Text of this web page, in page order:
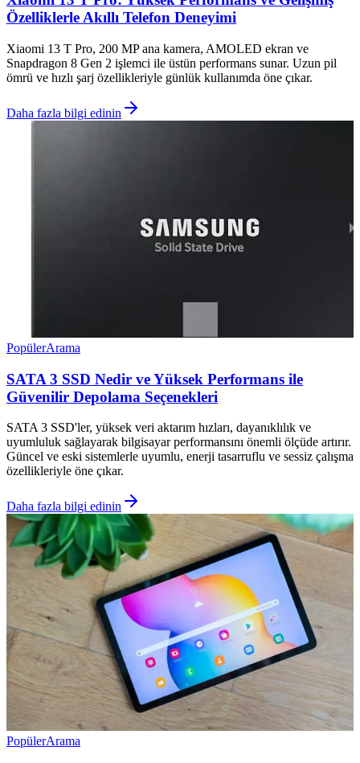
Özelliklerle Akıllı Telefon Deneyimi
Xiaomi 13 T Pro, 200 MP ana kamera, AMOLED ekran ve
Snapdragon 8 Gen 2 işlemci ile üstün performans sunar. Uzun pil
ömrü ve hızlı şarj özellikleriyle günlük kullanımda öne çıkar.
Daha fazla bilgi edinin
PopülerArama
SATA 3 SSD Nedir ve Yüksek Performans ile
Güvenilir Depolama Seçenekleri
SATA 3 SSD'ler, yüksek veri aktarım hızları, dayanıklılık ve
uyumluluk sağlayarak bilgisayar performansını önemli ölçüde artırır.
Güncel ve eski sistemlerle uyumlu, enerji tasarruflu ve sessiz çalışma
özellikleriyle öne çıkar.
Daha fazla bilgi edinin
PopülerArama